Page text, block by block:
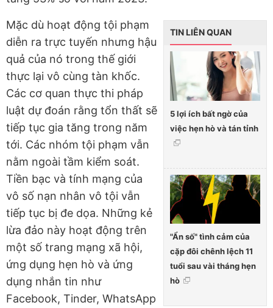
TIN LIÊN QUAN
5 lợi ích bất ngờ của
việc hẹn hò và tán tỉnh
"Ẩn số" tình cảm của
cặp đôi chênh lệch 11
tuổi sau vài tháng hẹn
hò
Mặc dù hoạt động tội phạm
diễn ra trực tuyến nhưng hậu
quả của nó trong thế giới
thực lại vô cùng tàn khốc.
Các cơ quan thực thi pháp
luật dự đoán rằng tổn thất sẽ
tiếp tục gia tăng trong năm
tới. Các nhóm tội phạm vẫn
nằm ngoài tầm kiểm soát.
Tiền bạc và tính mạng của
vô số nạn nhân vô tội vẫn
tiếp tục bị đe dọa. Những kẻ
lừa đảo này hoạt động trên
một số trang mạng xã hội,
ứng dụng hẹn hò và ứng
dụng nhắn tin như
Facebook, Tinder, WhatsApp